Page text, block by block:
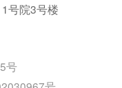
号院3号楼
号